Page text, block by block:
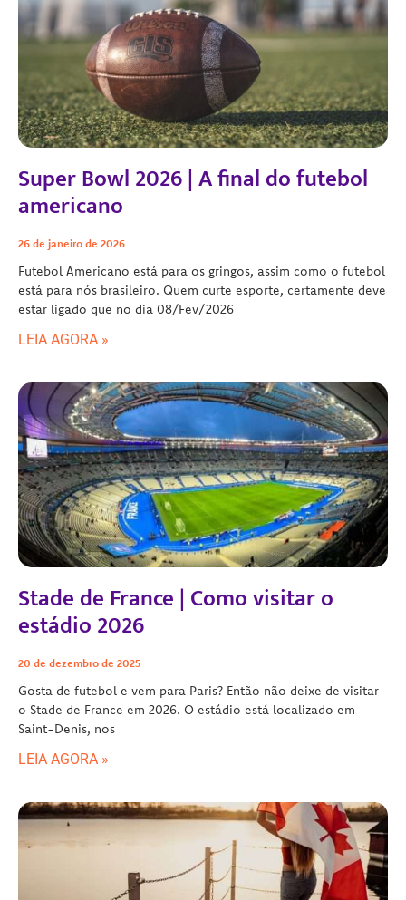
Super Bowl 2026 | A final do futebol
americano
26 de janeiro de 2026
Futebol Americano está para os gringos, assim como o futebol
está para nós brasileiro. Quem curte esporte, certamente deve
estar ligado que no dia 08/Fev/2026
LEIA AGORA »
Stade de France | Como visitar o
estádio 2026
20 de dezembro de 2025
Gosta de futebol e vem para Paris? Então não deixe de visitar
o Stade de France em 2026. O estádio está localizado em
Saint-Denis, nos
LEIA AGORA »